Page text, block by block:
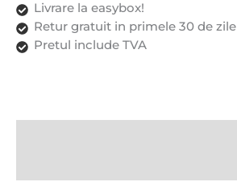
Livrare la easybox!
Retur gratuit in primele 30 de zile
Pretul include TVA